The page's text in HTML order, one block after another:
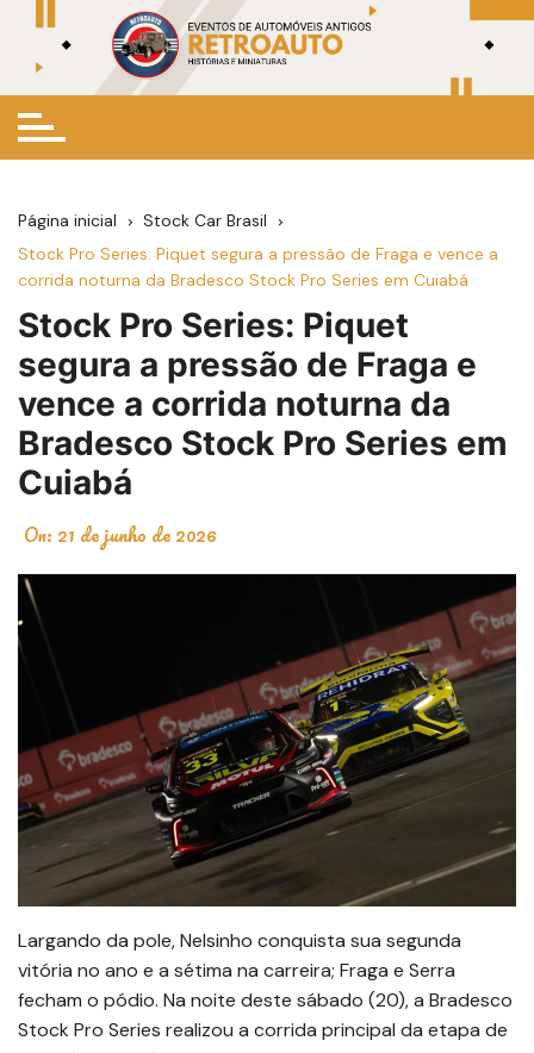
conteúdo
Página inicial
Stock Car Brasil
Stock Pro Series: Piquet segura a pressão de Fraga e vence a
corrida noturna da Bradesco Stock Pro Series em Cuiabá
Stock Pro Series: Piquet
segura a pressão de Fraga e
vence a corrida noturna da
Bradesco Stock Pro Series em
Cuiabá
On: 21 de junho de 2026
Largando da pole, Nelsinho conquista sua segunda
vitória no ano e a sétima na carreira; Fraga e Serra
fecham o pódio. Na noite deste sábado (20), a Bradesco
Stock Pro Series realizou a corrida principal da etapa de